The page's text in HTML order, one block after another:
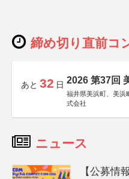
締め切り直前コ
あと 32 日 2026 第37回
福井県美浜町、美浜
式会社
ニュース
【公募情